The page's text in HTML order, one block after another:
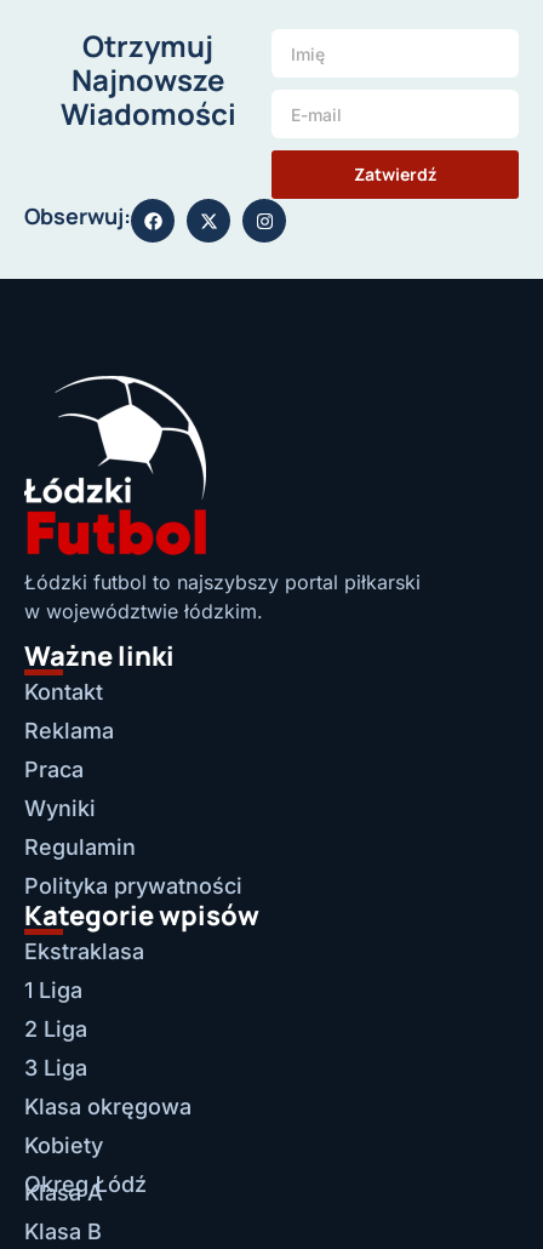
Otrzymuj
Najnowsze
Wiadomości
Zatwierdź
Obserwuj:
Łódzki futbol to najszybszy portal piłkarski
w województwie łódzkim.
Ważne linki
Kontakt
Reklama
Praca
Wyniki
Regulamin
Polityka prywatności
Kategorie wpisów
Ekstraklasa
1 Liga
2 Liga
3 Liga
Klasa okręgowa
Kobiety
Okręg Łódź
Klasa A
Klasa B